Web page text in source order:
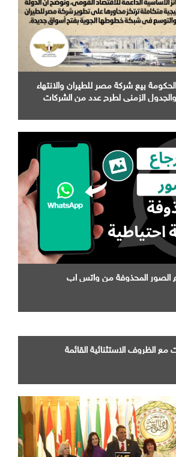
بيع شركة مصر للطيران والانتهاء
الزمني لطرح عدد من الشركات
الصور المحذوفة من واتس اب
الظروف الاستثنائية القائمة